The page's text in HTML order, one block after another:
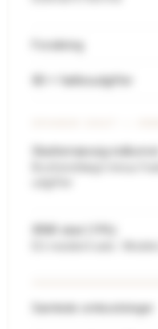
IBI + fællesudgifter
Skattemæssig indkomst
Samlede omkostninger